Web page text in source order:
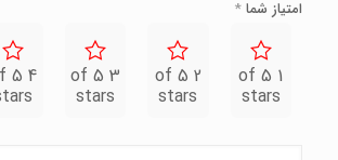
امتیاز شما*
1 of 5
stars
2 of 5
stars
3 of 5
stars
5